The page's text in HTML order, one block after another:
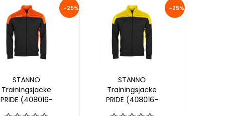
-25%
STANNO
Trainingsjacke
PRIDE (408016-
-25%
STANNO
Trainingsjacke
PRIDE (408016-